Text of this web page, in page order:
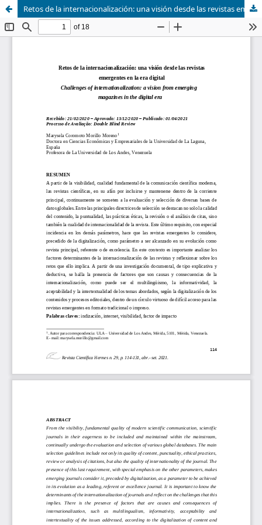
Retos de la internacionalización: una visión desde las revistas emergentes en la era digital